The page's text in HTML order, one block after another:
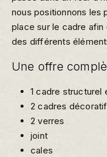
nous positionnons les
place sur le cadre
des différents
Une offre
1 cadre structurel
2 cadres
2 verres
joint
cales